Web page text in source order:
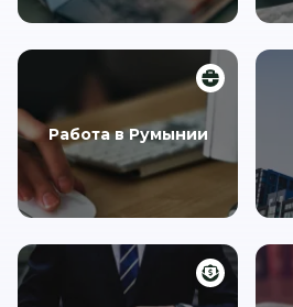
Работа в Румынии